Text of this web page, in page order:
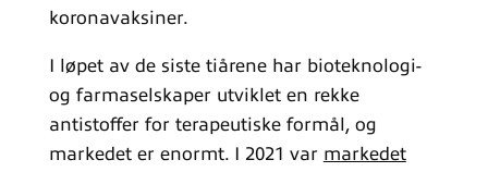
koronavaksiner.
I løpet av de siste tiårene har bioteknologi-
og farmaselskaper utviklet en rekke
antistoffer for terapeutiske formål, og
markedet er enormt. I 2021 var markedet